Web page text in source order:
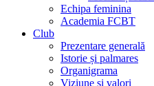
Echipa feminina
Academia FCBT
Club
Prezentare generală
Istorie și palmares
Organigrama
Viziune si valori